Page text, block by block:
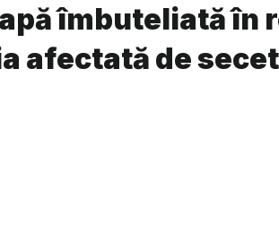
îmbuteliată în
afectată de